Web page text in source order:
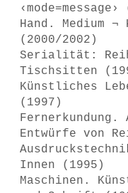
Hand. Medium
(2000/2002)
Serialität:
Tischsitten
Künstliches
(1997)
Fernerkundung.
Entwürfe von
Innen (1995)
Maschinen.